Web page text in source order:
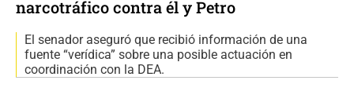
narcotráfico contra él y Petro
El senador aseguró que recibió información de una
fuente “verídica” sobre una posible actuación en
coordinación con la DEA.